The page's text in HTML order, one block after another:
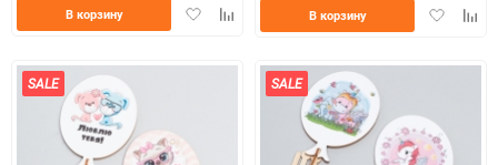
ДобавитьДобавить
В корзину
Добавить
В корзину
SALE SALE